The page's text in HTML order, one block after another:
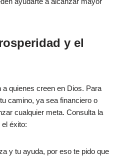
y el
quienes creen en Dios. Para
camino, ya sea financiero o
cualquier meta. Consulta la
éxito:
y tu ayuda, por eso te pido que